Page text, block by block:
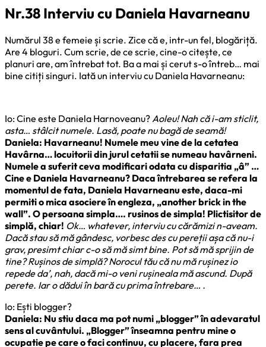
Nr.38 Interviu cu Daniela Havarneanu
Numărul 38 e femeie și scrie. Zice că e, intr-un fel, blogăriță.
Are 4 bloguri. Cum scrie, de ce scrie, cine-o citește, ce
planuri are, am întrebat tot. Ba a mai și cerut s-o întreb… mai
bine citiți singuri. Iată un interviu cu Daniela Havarneanu:
Io: Cine este Daniela Harnoveanu? Aoleu! Nah că i-am sticlit,
asta… stâlcit numele. Lasă, poate nu bagă de seamă!
Daniela: Havarneanu! Numele meu vine de la cetatea
Havârna… locuitorii din jurul cetatii se numeau havârneni.
Numele a suferit ceva modificari odata cu disparitia „â” …
Cine e Daniela Havarneanu? Daca întrebarea se refera la
momentul de fata, Daniela Havarneanu este, daca-mi
permiti o mica asociere în engleza, „another brick in the
wall”. O persoana simpla…. rusinos de simpla! Plictisitor de
simplă, chiar! Ok… whatever, interviu cu cărămizi n-aveam.
Dacă stau să mă gândesc, vorbesc des cu pereții așa că nu-i
grav, presimt chiar c-o să mă simt bine. Pot să mă sprijin de
tine? Rușinos de simplă? Norocul tău că nu mă rușinez io
repede da’, nah, dacă mi-o veni rușineala mă ascund. După
perete. Iar o dădui în bară cu prima întrebare… .
Io: Ești blogger?
Daniela: Nu stiu daca ma pot numi „blogger” în adevaratul
sens al cuvântului. „Blogger” înseamna pentru mine o
ocupatie pe care o faci continuu, cu placere, fara prea